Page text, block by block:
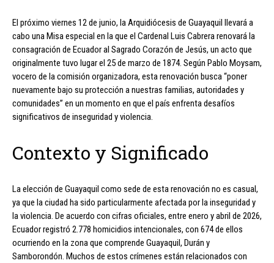
El próximo viernes 12 de junio, la Arquidiócesis de Guayaquil llevará a
cabo una Misa especial en la que el Cardenal Luis Cabrera renovará la
consagración de Ecuador al Sagrado Corazón de Jesús, un acto que
originalmente tuvo lugar el 25 de marzo de 1874. Según Pablo Moysam,
vocero de la comisión organizadora, esta renovación busca “poner
nuevamente bajo su protección a nuestras familias, autoridades y
comunidades” en un momento en que el país enfrenta desafíos
significativos de inseguridad y violencia.
Contexto y Significado
La elección de Guayaquil como sede de esta renovación no es casual,
ya que la ciudad ha sido particularmente afectada por la inseguridad y
la violencia. De acuerdo con cifras oficiales, entre enero y abril de 2026,
Ecuador registró 2.778 homicidios intencionales, con 674 de ellos
ocurriendo en la zona que comprende Guayaquil, Durán y
Samborondón. Muchos de estos crímenes están relacionados con